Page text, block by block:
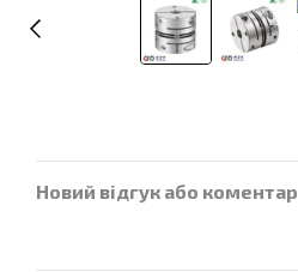
Новий відгук або коментар